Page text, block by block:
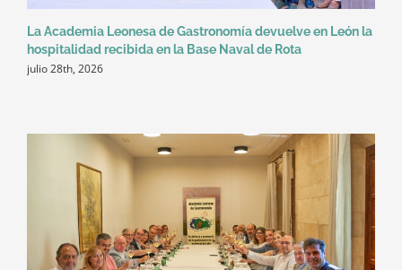
La Academia Leonesa de Gastronomía devuelve en León la
hospitalidad recibida en la Base Naval de Rota
julio 28th, 2026